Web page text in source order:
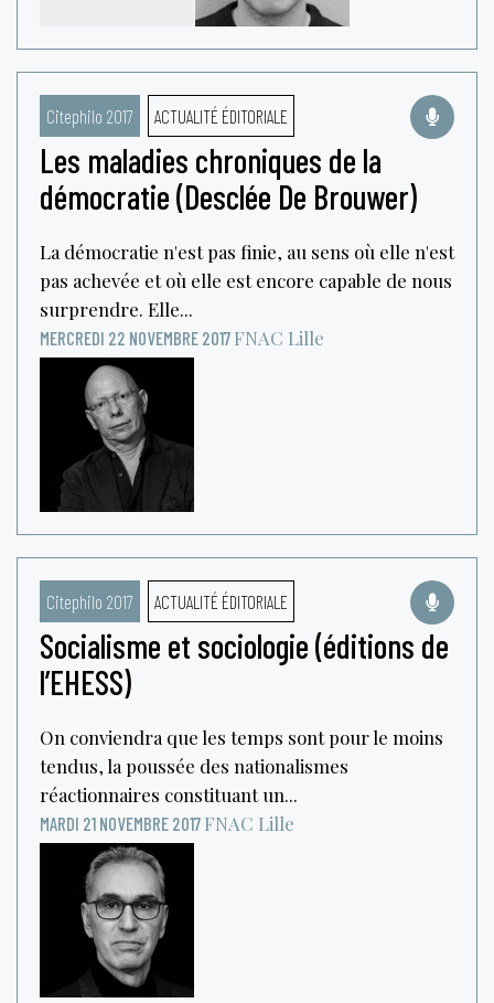
Citephilo 2017 ACTUALITÉ ÉDITORIALE
Les maladies chroniques de la
démocratie (Desclée De Brouwer)
La démocratie n'est pas finie, au sens où elle n'est
pas achevée et où elle est encore capable de nous
surprendre. Elle...
MERCREDI 22 NOVEMBRE 2017 FNAC Lille
Citephilo 2017 ACTUALITÉ ÉDITORIALE
Socialisme et sociologie (éditions de
l’EHESS)
On conviendra que les temps sont pour le moins
tendus, la poussée des nationalismes
réactionnaires constituant un...
MARDI 21 NOVEMBRE 2017 FNAC Lille